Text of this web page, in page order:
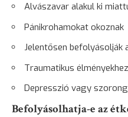
Alvászavar alakul ki
Pánikrohamokat okoznak
Jelentősen befolyásolják
Traumatikus
Depresszió vagy
Befolyásolhatja-e az